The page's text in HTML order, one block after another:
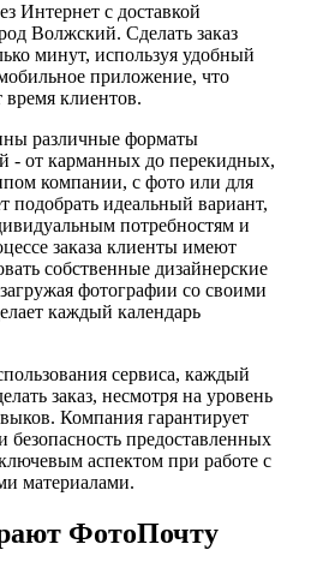
Интернет с доставкой
Волжский. Сделать заказ
минут, используя удобный
приложение, что
время клиентов.
различные форматы
- от карманных до перекидных,
компании, с фото или для
подобрать идеальный вариант,
потребностям и
заказа клиенты имеют
собственные дизайнерские
фотографии со своими
каждый календарь
сервиса, каждый
заказ, несмотря на уровень
Компания гарантирует
безопасность предоставленных
аспектом при работе с
материалами.
ФотоПочту